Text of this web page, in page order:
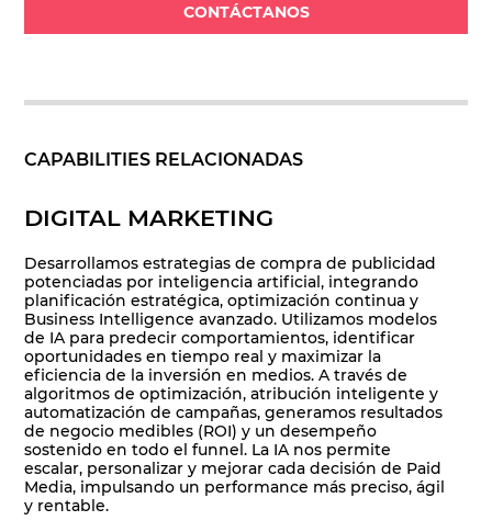
CONTÁCTANOS
CAPABILITIES RELACIONADAS
DIGITAL MARKETING
Desarrollamos estrategias de compra de publicidad
potenciadas por inteligencia artificial, integrando
planificación estratégica, optimización continua y
Business Intelligence avanzado. Utilizamos modelos
de IA para predecir comportamientos, identificar
oportunidades en tiempo real y maximizar la
eficiencia de la inversión en medios. A través de
algoritmos de optimización, atribución inteligente y
automatización de campañas, generamos resultados
de negocio medibles (ROI) y un desempeño
sostenido en todo el funnel. La IA nos permite
escalar, personalizar y mejorar cada decisión de Paid
Media, impulsando un performance más preciso, ágil
y rentable.